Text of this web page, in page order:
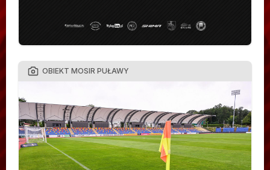
OBIEKT MOSIR PUŁAWY